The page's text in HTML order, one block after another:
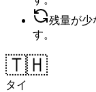
残量が少
す。
🇹🇭
タイ